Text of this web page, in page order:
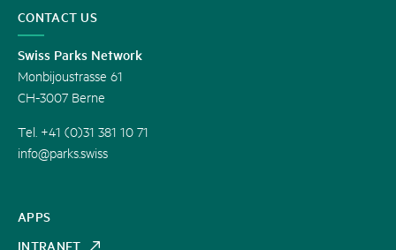
APPS
INTRANET
CONTACT US
Swiss Parks Network
Monbijoustrasse 61
CH-3007 Berne
Tel. +41 (0)31 381 10 71
info@parks.swiss